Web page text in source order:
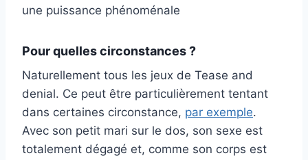
une puissance phénoménale
Pour quelles circonstances ?
Naturellement tous les jeux de Tease and
denial. Ce peut être particulièrement tentant
dans certaines circonstance, par exemple.
Avec son petit mari sur le dos, son sexe est
totalement dégagé et, comme son corps est